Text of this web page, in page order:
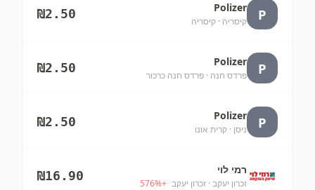
P
Polizer
קיסריה · קיסריה
₪2.50
P
Polizer
פרדס חנה · פרדס חנה כרכור
₪2.50
P
Polizer
ניסן · קרית אונו
₪2.50
רמי לוי
זכרון יעקב · זכרון יעקב +
576%
₪16.90